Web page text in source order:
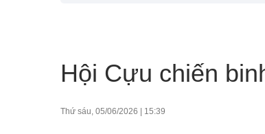
Hội Cựu chiến
Thứ sáu, 05/06/2026 | 15:39